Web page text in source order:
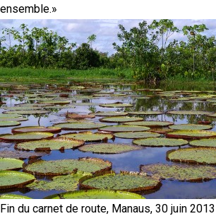
ensemble.»
Fin du carnet de route, Manaus, 30 juin 2013